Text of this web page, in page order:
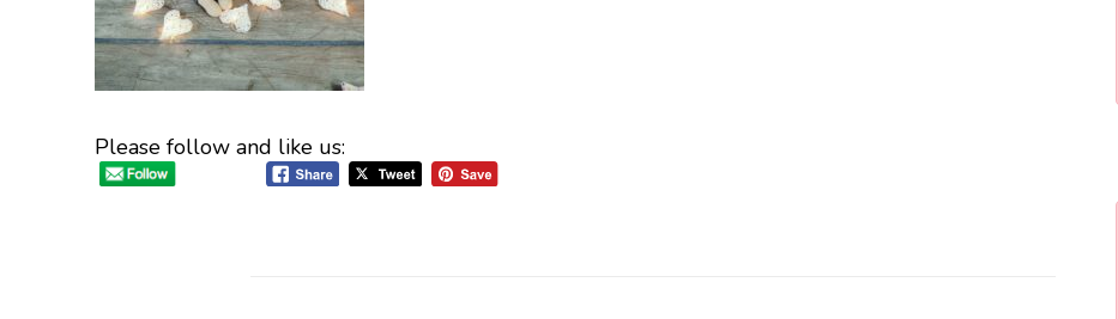
Please follow and like us: